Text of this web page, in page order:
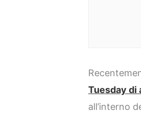
Tuesday di
all’interno